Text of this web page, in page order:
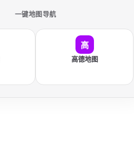
一键地图导航
高
高德地图